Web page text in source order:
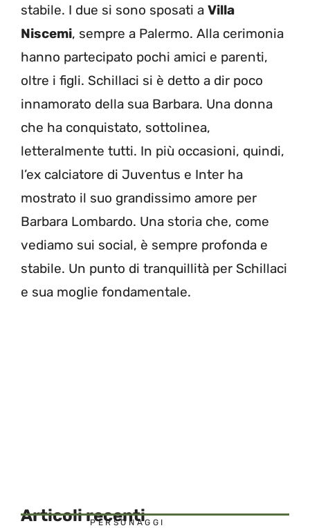
stabile. I due si sono sposati a Villa
Niscemi, sempre a Palermo. Alla cerimonia
hanno partecipato pochi amici e parenti,
oltre i figli. Schillaci si è detto a dir poco
innamorato della sua Barbara. Una donna
che ha conquistato, sottolinea,
letteralmente tutti. In più occasioni, quindi,
l’ex calciatore di Juventus e Inter ha
mostrato il suo grandissimo amore per
Barbara Lombardo. Una storia che, come
vediamo sui social, è sempre profonda e
stabile. Un punto di tranquillità per Schillaci
e sua moglie fondamentale.
Articoli recenti
PERSONAGGI